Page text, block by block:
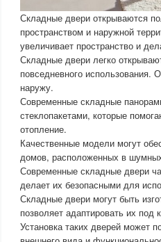
Складные двери открываются
пространством и наружной
увеличивает пространство и
Складные двери легко
повседневного использования.
наружу.
Современные складные
стеклопакетами, которые
отопление.
Качественные модели могут
домов, расположенных в
Современные складные двери
делает их безопасными для
Складные двери могут быть
позволяет адаптировать их под
Установка таких дверей может